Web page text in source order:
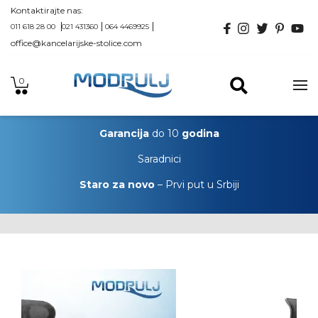
Kontaktirajte nas:
011 618 28 00 021 431360 064 4469925
office@kancelarijske-stolice.com
0
Garancijado 10 godina
Saradnici
Staro za novo– Prvi put u Srbiji